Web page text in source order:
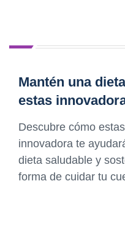
Mantén una
estas
Descubre cómo
innovadora te
dieta saludable y
forma de cuidar tu